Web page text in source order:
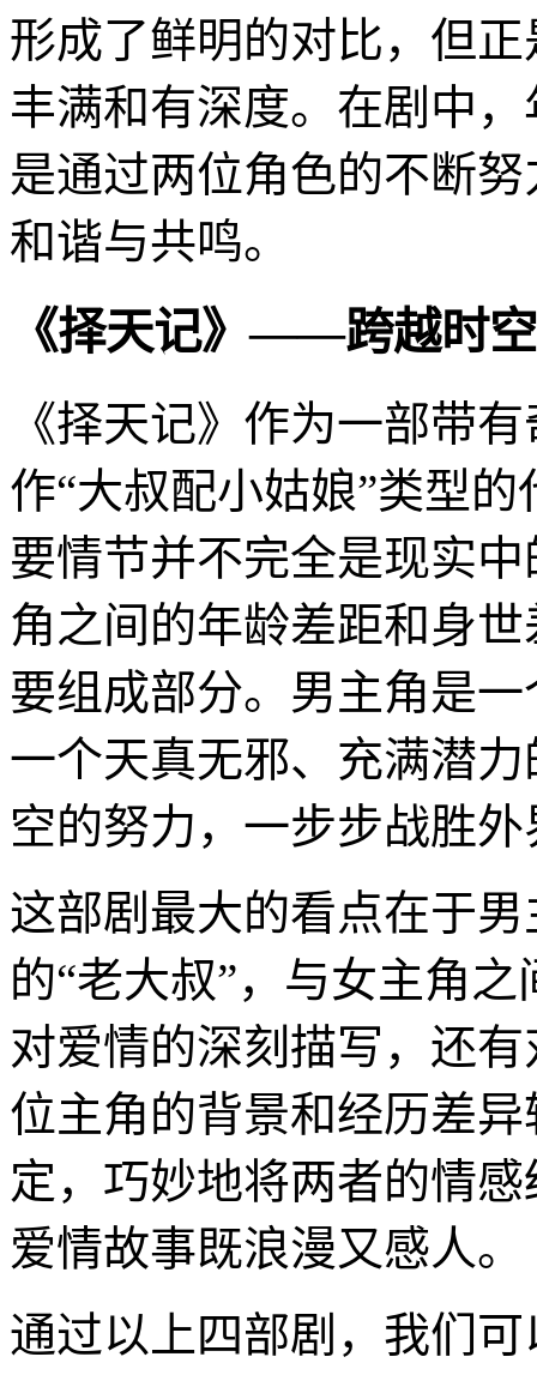
形成了鲜明的对比，但
丰满和有深度。在剧中
是通过两位角色的不断
和谐与共鸣。
《择天记》——跨越时
《择天记》作为一部带
作“大叔配小姑娘”类型
要情节并不完全是现实
角之间的年龄差距和身
要组成部分。男主角是
一个天真无邪、充满潜
空的努力，一步步战胜
这部剧最大的看点在于
的“老大叔”，与女主角
对爱情的深刻描写，还
位主角的背景和经历差
定，巧妙地将两者的情
爱情故事既浪漫又感人。
通过以上四部剧，我们